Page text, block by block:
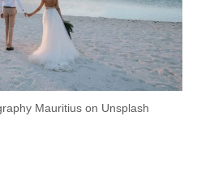
Mauritius on Unsplash